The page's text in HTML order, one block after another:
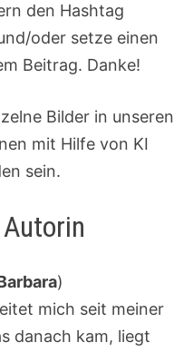
den Hashtag
oder setze einen
Beitrag. Danke!
Bilder in unseren
mit Hilfe von KI
sein.
)
mich seit meiner
danach kam, liegt